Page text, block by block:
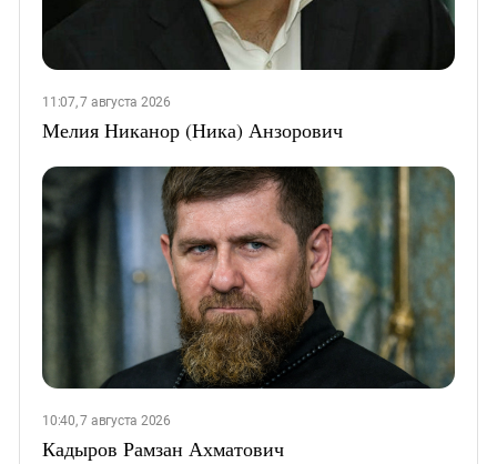
11:07, 7 августа 2026
Мелия Никанор (Ника) Анзорович
10:40, 7 августа 2026
Кадыров Рамзан Ахматович